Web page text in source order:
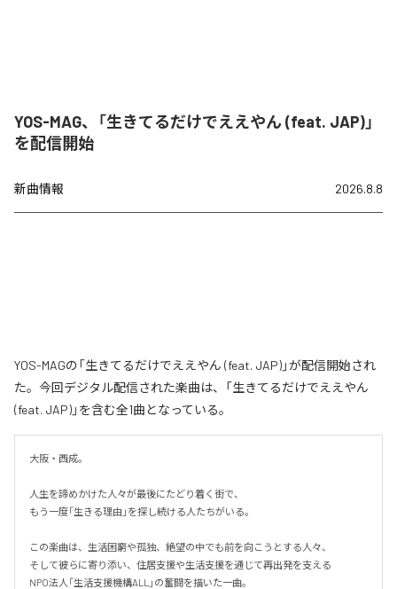
YOS-MAG、「生きてるだけでええやん (feat. JAP)」
を配信開始
新曲情報 2026.8.8
YOS-MAGの「生きてるだけでええやん (feat. JAP)」が配信開始され
た。今回デジタル配信された楽曲は、「生きてるだけでええやん
(feat. JAP)」を含む全1曲となっている。
大阪・西成。
人生を諦めかけた人々が最後にたどり着く街で、
もう一度「生きる理由」を探し続ける人たちがいる。
この楽曲は、生活困窮や孤独、絶望の中でも前を向こうとする人々、
そして彼らに寄り添い、住居支援や生活支援を通じて再出発を支える
NPO法人「生活支援機構ALL」の奮闘を描いた一曲。